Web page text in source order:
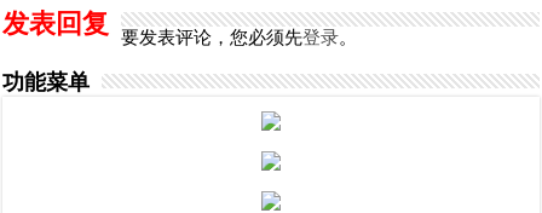
发表回复 要发表评论，您必须先登录。
功能菜单